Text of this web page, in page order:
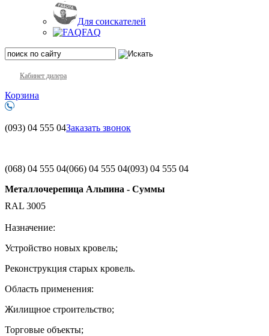
Для соискателей
FAQ
Кабинет дилера
Корзина
(093) 04 555 04Заказать звонок
(068) 04 555 04(066) 04 555 04(093) 04 555 04
Металлочерепица Альпина - Суммы
RAL 3005
Назначение:
Устройство новых кровель;
Реконструкция старых кровель.
Область применения:
Жилищное строительство;
Торговые объекты;